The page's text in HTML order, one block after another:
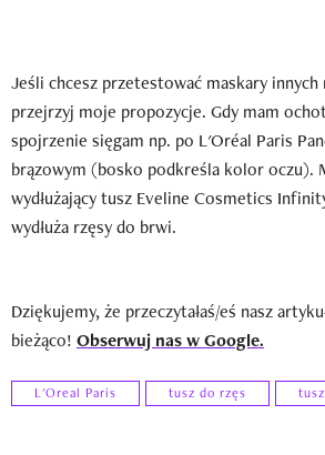
Jeśli chcesz przetestować maskary
przejrzyj moje propozycje. Gdy mam
spojrzenie sięgam np. po L'Oréal Paris
brązowym (bosko podkreśla kolor oczu).
wydłużający tusz Eveline Cosmetics
wydłuża rzęsy do brwi.
Dziękujemy, że przeczytałaś/eś nasz
bieżąco! Obserwuj nas w Google.
L'Oreal Paris tusz do rzęs